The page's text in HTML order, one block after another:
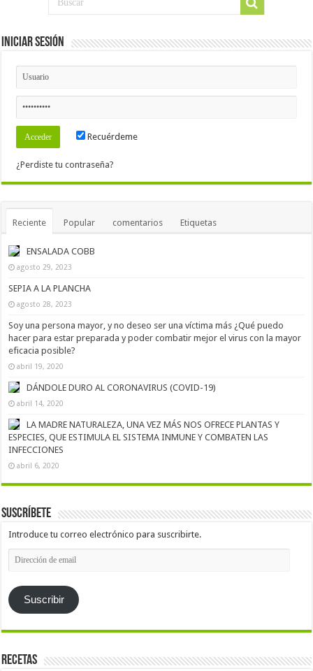
Iniciar Sesión
Recuérdeme
¿Perdiste tu contraseña?
Reciente Popular comentarios Etiquetas
ENSALADA COBB
agosto 29, 2023
SEPIA A LA PLANCHA
agosto 28, 2023
Soy una persona mayor, y no deseo ser una víctima más ¿Qué puedo
hacer para estar preparada y poder combatir mejor el virus con la mayor
eficacia posible?
abril 19, 2020
DÁNDOLE DURO AL CORONAVIRUS (COVID-19)
abril 14, 2020
LA MADRE NATURALEZA, UNA VEZ MÁS NOS OFRECE PLANTAS Y
ESPECIES, QUE ESTIMULA EL SISTEMA INMUNE Y COMBATEN LAS
INFECCIONES
abril 6, 2020
Suscríbete
Introduce tu correo electrónico para suscribirte.
Dirección
de
Suscribir
Recetas